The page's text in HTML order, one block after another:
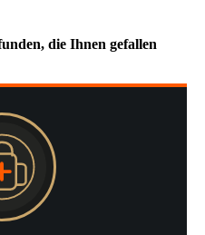
die Ihnen gefallen